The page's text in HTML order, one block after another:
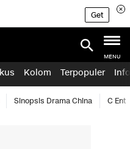
Get
MENU
Kolom Terpopuler
Sinopsis Drama China C Ent